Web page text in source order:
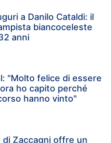
a Danilo Cataldi: il
biancoceleste
anni
"Molto felice di essere
ho capito perché
hanno vinto"
di Zaccagni offre un